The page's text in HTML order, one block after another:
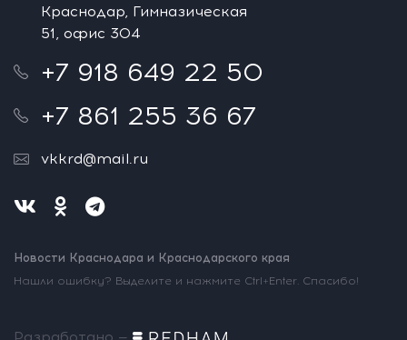
Краснодар, Гимназическая
51, офис 304
+7 918 649 22 50
+7 861 255 36 67
vkkrd@mail.ru
Новости Краснодара и Краснодарского края
Нашли ошибку? Выделите и нажмите Ctrl+Enter. Спасибо!